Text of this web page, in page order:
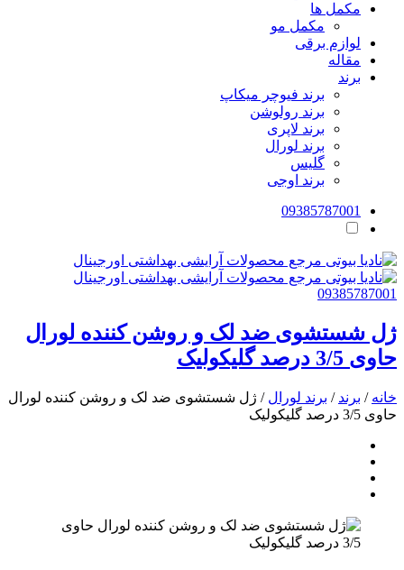
مکمل ها
مکمل مو
لوازم برقی
مقاله
برند
برند فیوچر میکاپ
برند رولوشن
برند لاپری
برند لورال
گلیس
برند اوجی
09385787001
09385787001
ژل شستشوی ضد لک و روشن کننده لورال
حاوی 3/5 درصد گلیکولیک
خانه / برند / برند لورال / ژل شستشوی ضد لک و روشن کننده لورال
حاوی 3/5 درصد گلیکولیک